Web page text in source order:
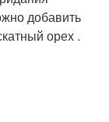
добавить
орех .